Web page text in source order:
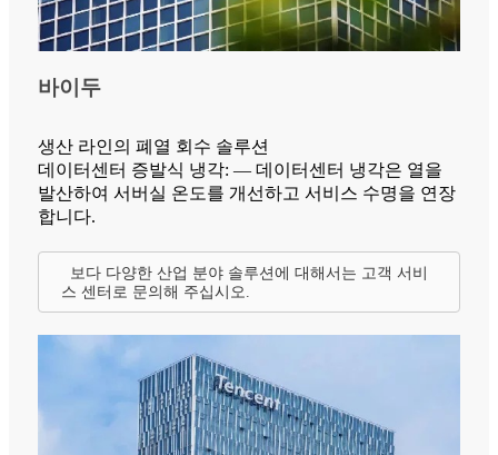
바이두
생산 라인의 폐열 회수 솔루션
데이터센터 증발식 냉각: — 데이터센터 냉각은 열을
발산하여 서버실 온도를 개선하고 서비스 수명을 연장
합니다.
보다 다양한 산업 분야 솔루션에 대해서는 고객 서비
스 센터로 문의해 주십시오.